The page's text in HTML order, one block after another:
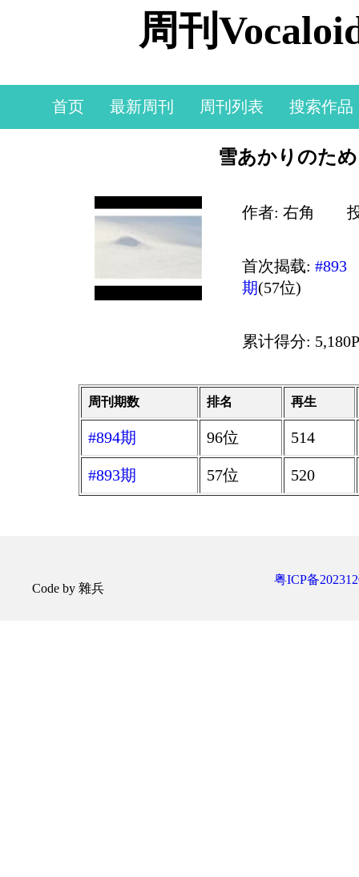
周刊
首页 最新周刊 周刊列表 搜索作品
雪あかりのた
作者: 右角
首次揭载: #893
期(57位)
累计得分:
周刊期数 排名 再生
#894期 96位 514
#893期 57位 520
Code by 雜兵
粤ICP备